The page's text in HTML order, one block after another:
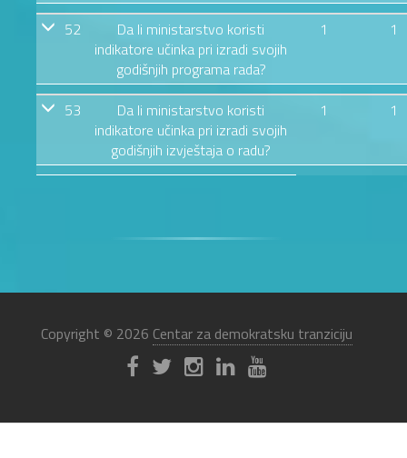
52
Da li ministarstvo koristi
indikatore učinka pri izradi svojih
godišnjih programa rada?
1 1
53
Da li ministarstvo koristi
indikatore učinka pri izradi svojih
godišnjih izvještaja o radu?
1 1
Copyright © 2026 Centar za demokratsku tranziciju